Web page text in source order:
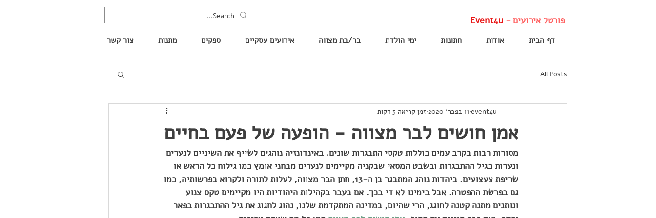
פורטל אירועים - Event4u
דף הבית אודות חתונות ימי הולדת בר/בת מצווה אירועים עסקיים ספקים מתנות צור קשר
All Posts
אמן חושים לבר מצווה - הופעה של פעם בחיים
event4u 11 בפבר׳ 2020 זמן קריאה 3 דקות
מסורות רבות בקרב עמים כוללות טקסי התבגרות שונים. באינדונזיה נוהגים לשייף את השיניים לנערים
ונערות בגיל ההתבגרות ובשבט המסאי שבקניה מקיימים לנערים מבחני אומץ כמו גילוח כל הראש או
שריפת צעצועים. ביהדות נוהג המתבגר בן ה-13, חתן הבר מצווה, לעלות לתורה ולקרוא בפרשותיה, כמו
גם בפרשת ההפטרה. אבל בימינו לא די בכך. אם בעבר בקהילות היהודיות היו מקיימים טקס צנוע
ונותנים מתנה קטנה לחוגג, הרי שהיום, במדינה המתקדמת שלנו, נהוג לחגוג את גיל ההתבגרות בפאר